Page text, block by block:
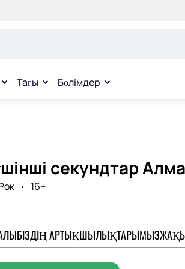
Тағы Бөлімдер
секундтар
16+
БІЗДІҢ АРТЫҚШЫЛЫҚТАРЫМЫЗ